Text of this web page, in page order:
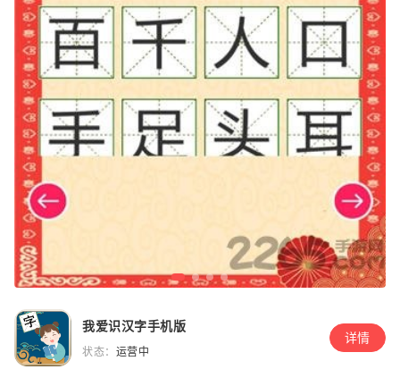
我爱识汉字手机版
状态： 运营中
详情